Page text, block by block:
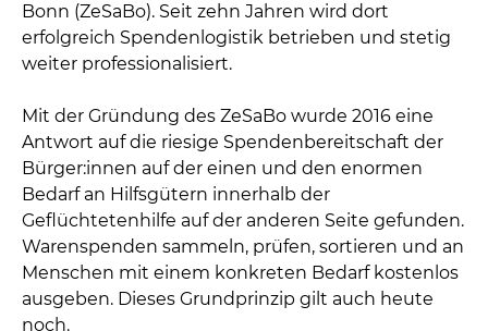
Bonn (ZeSaBo). Seit zehn Jahren wird dort
erfolgreich Spendenlogistik betrieben und stetig
weiter professionalisiert.
Mit der Gründung des ZeSaBo wurde 2016 eine
Antwort auf die riesige Spendenbereitschaft der
Bürger:innen auf der einen und den enormen
Bedarf an Hilfsgütern innerhalb der
Geflüchtetenhilfe auf der anderen Seite gefunden.
Warenspenden sammeln, prüfen, sortieren und an
Menschen mit einem konkreten Bedarf kostenlos
ausgeben. Dieses Grundprinzip gilt auch heute
noch.